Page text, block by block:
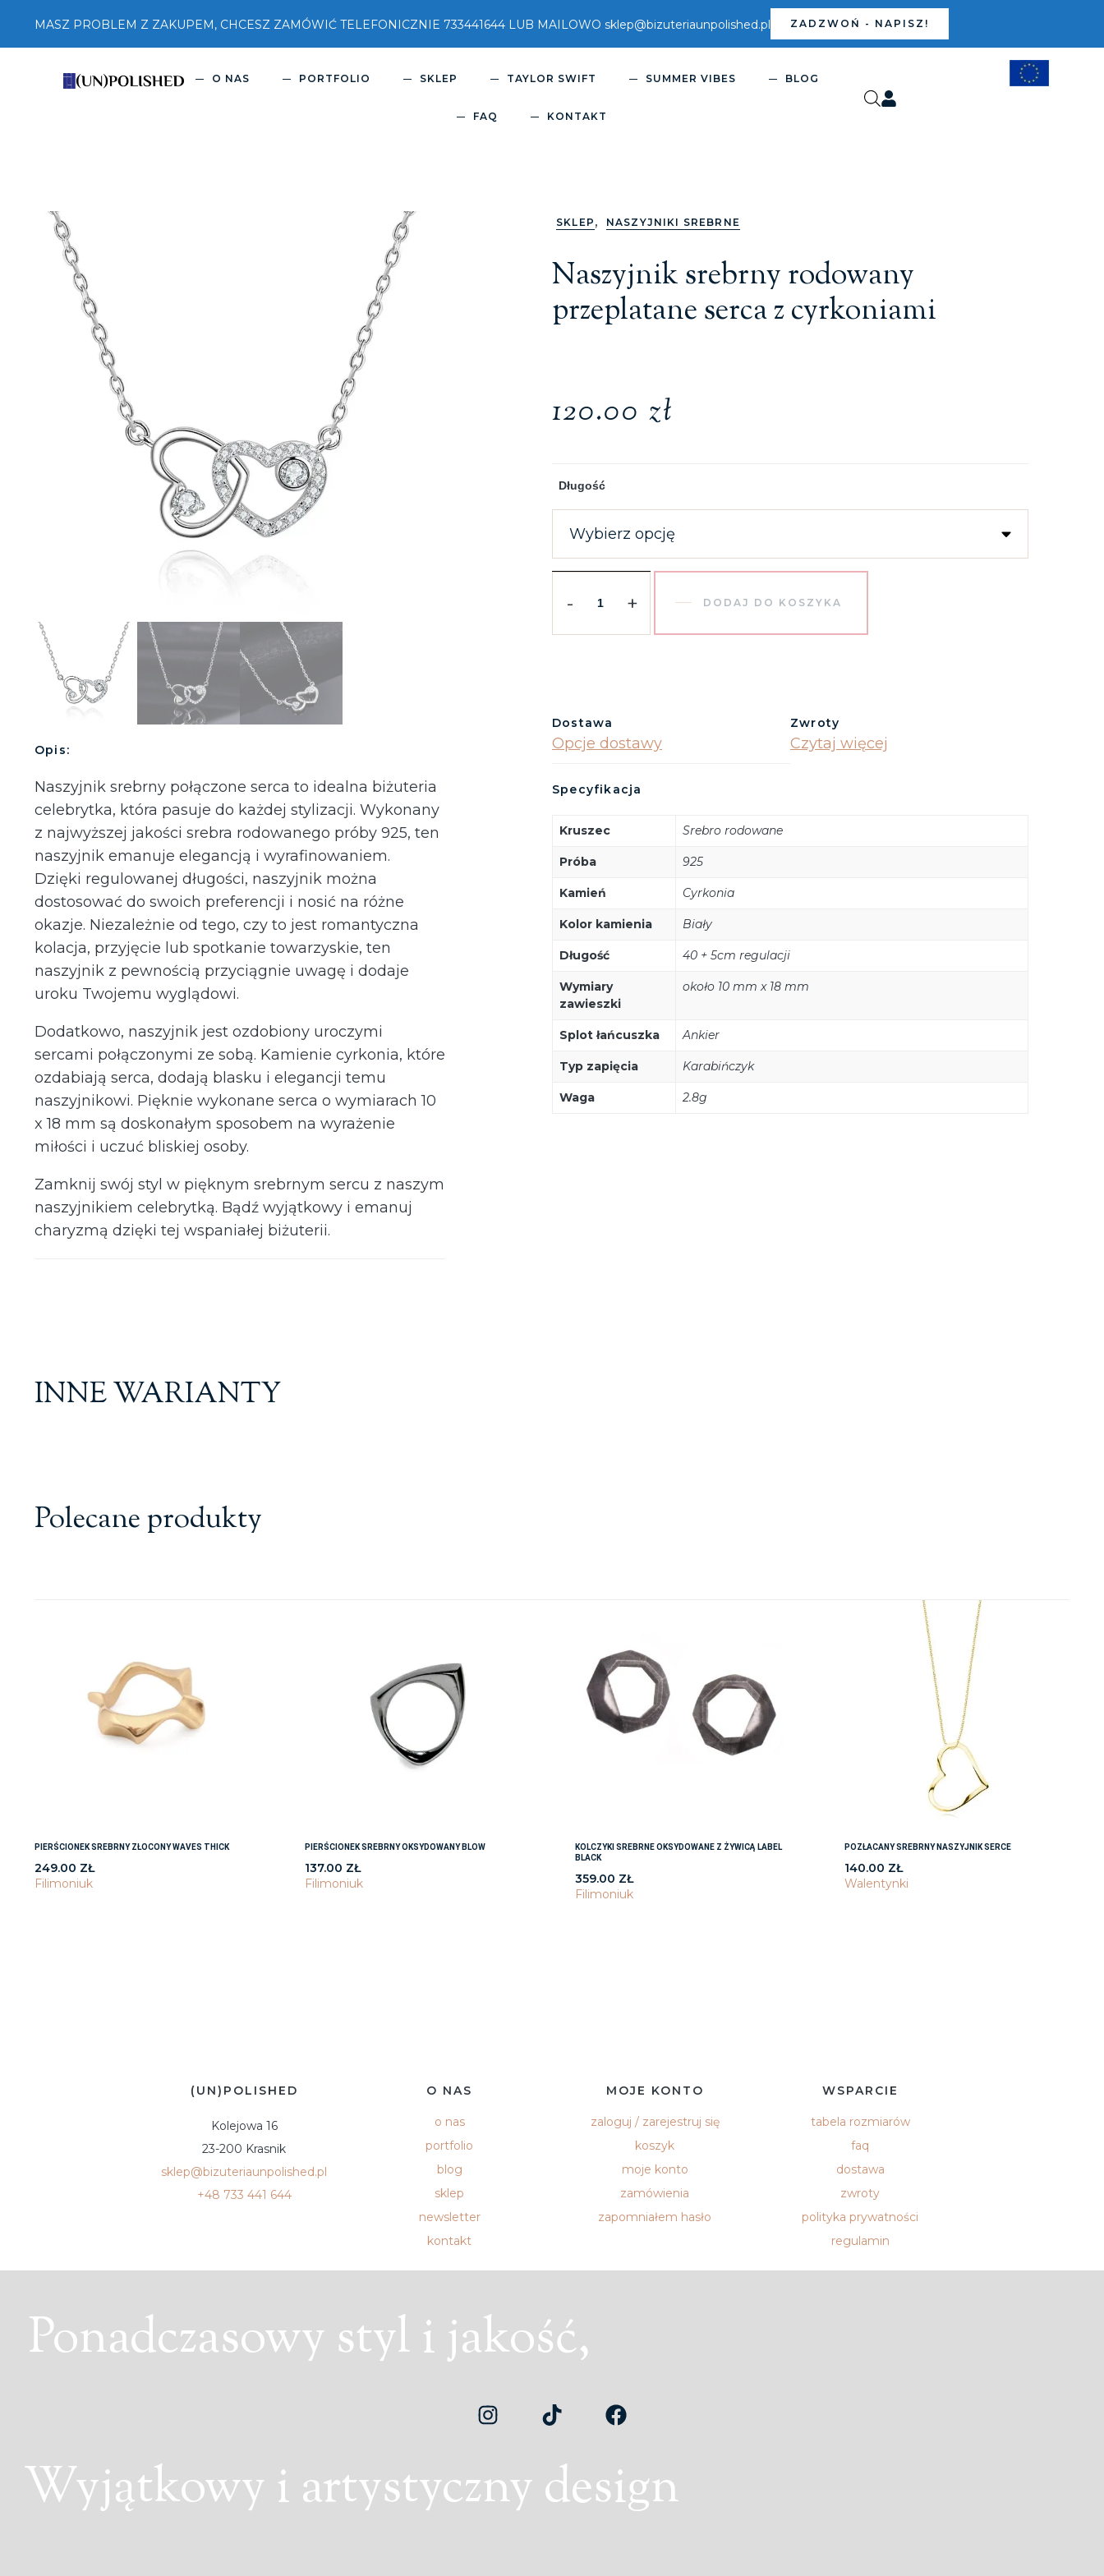
MASZ PROBLEM Z ZAKUPEM, CHCESZ ZAMÓWIĆ TELEFONICZNIE 733441644 LUB MAILOWO sklep@bizuteriaunpolished.pl ZADZWOŃ - NAPISZ!
O NAS PORTFOLIO SKLEP TAYLOR SWIFT SUMMER VIBES BLOG
FAQ KONTAKT
Opis:
Naszyjnik srebrny połączone serca to idealna biżuteria
celebrytka, która pasuje do każdej stylizacji. Wykonany
z najwyższej jakości srebra rodowanego próby 925, ten
naszyjnik emanuje elegancją i wyrafinowaniem.
Dzięki regulowanej długości, naszyjnik można
dostosować do swoich preferencji i nosić na różne
okazje. Niezależnie od tego, czy to jest romantyczna
kolacja, przyjęcie lub spotkanie towarzyskie, ten
naszyjnik z pewnością przyciągnie uwagę i dodaje
uroku Twojemu wyglądowi.
Dodatkowo, naszyjnik jest ozdobiony uroczymi
sercami połączonymi ze sobą. Kamienie cyrkonia, które
ozdabiają serca, dodają blasku i elegancji temu
naszyjnikowi. Pięknie wykonane serca o wymiarach 10
x 18 mm są doskonałym sposobem na wyrażenie
miłości i uczuć bliskiej osoby.
Zamknij swój styl w pięknym srebrnym sercu z naszym
naszyjnikiem celebrytką. Bądź wyjątkowy i emanuj
charyzmą dzięki tej wspaniałej biżuterii.
SKLEP , NASZYJNIKI SREBRNE
Naszyjnik srebrny rodowany
przeplatane serca z cyrkoniami
120.00 zł
Długość
- + DODAJ DO KOSZYKA
Dostawa
Opcje dostawy
Zwroty
Czytaj więcej
Specyfikacja
Kruszec Srebro rodowane
Próba 925
Kamień Cyrkonia
Kolor kamienia Biały
Długość 40 + 5cm regulacji
Wymiary
zawieszki
około 10 mm x 18 mm
Splot łańcuszka Ankier
Typ zapięcia Karabińczyk
Waga 2.8g
INNE WARIANTY
Polecane produkty
PIERŚCIONEK SREBRNY ZŁOCONY WAVES THICK
249.00 ZŁ
Filimoniuk
PIERŚCIONEK SREBRNY OKSYDOWANY BLOW
137.00 ZŁ
Filimoniuk
KOLCZYKI SREBRNE OKSYDOWANE Z ŻYWICĄ LABEL
BLACK
359.00 ZŁ
Filimoniuk
POZŁACANY SREBRNY NASZYJNIK SERCE
140.00 ZŁ
Walentynki
(UN)POLISHED
Kolejowa 16
23-200 Krasnik
sklep@bizuteriaunpolished.pl
+48 733 441 644
O NAS
o nas
portfolio
blog
sklep
newsletter
kontakt
MOJE KONTO
zaloguj / zarejestruj się
koszyk
moje konto
zamówienia
zapomniałem hasło
WSPARCIE
tabela rozmiarów
faq
dostawa
zwroty
polityka prywatności
regulamin
Ponadczasowy styl i jakość,
Wyjątkowy i artystyczny design